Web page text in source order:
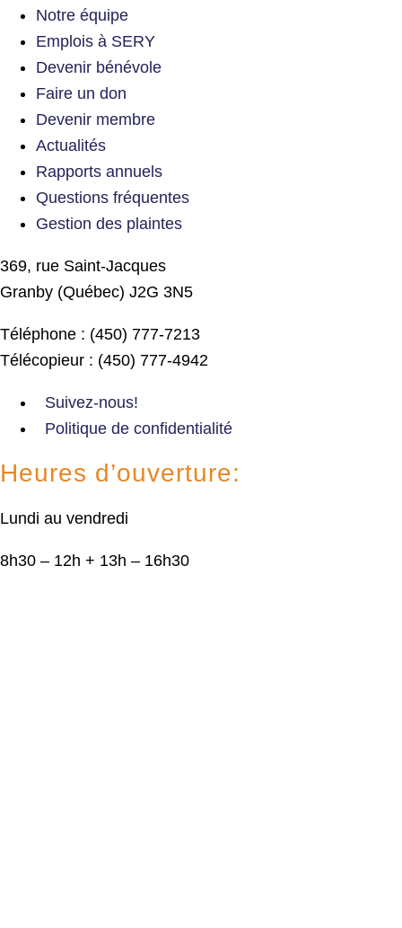
Notre équipe
Emplois à SERY
Devenir bénévole
Faire un don
Devenir membre
Actualités
Rapports annuels
Questions fréquentes
Gestion des plaintes
369, rue Saint-Jacques
Granby (Québec) J2G 3N5
Téléphone : (450) 777-7213
Télécopieur : (450) 777-4942
Suivez-nous!
Politique de confidentialité
Heures d’ouverture:
Lundi au vendredi
8h30 – 12h + 13h – 16h30